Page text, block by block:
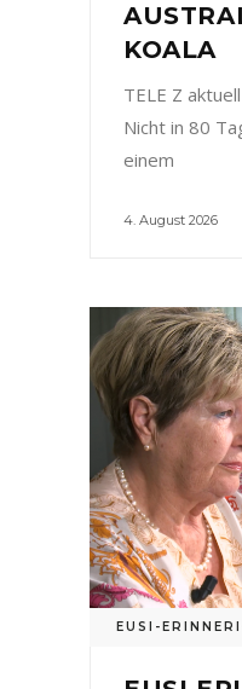
KOALA
TELE Z
Nicht in 80
einem
4. August 2026
EUSI-